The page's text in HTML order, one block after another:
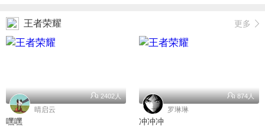
王者荣耀 更多
2402人
晴启云
嘿嘿
874人
罗琳琳
冲冲冲